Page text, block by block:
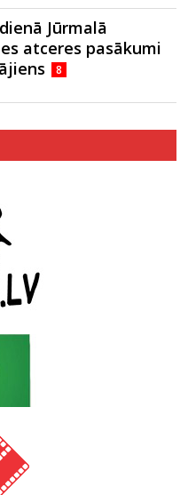
Jūrmalā
atceres pasākumi
8